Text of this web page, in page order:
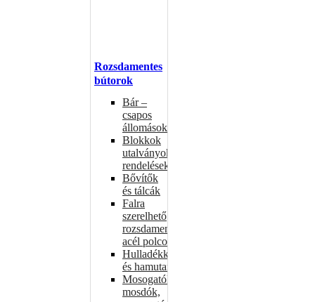
Rozsdamentes
bútorok
Bár –
csapos
állomások
Blokkok
utalványokhoz,
rendelésekhez
Bővítők
és tálcák
Falra
szerelhető
rozsdamentes
acél polcok
Hulladékkosarak
és hamutartók
Mosogatók,
mosdók,